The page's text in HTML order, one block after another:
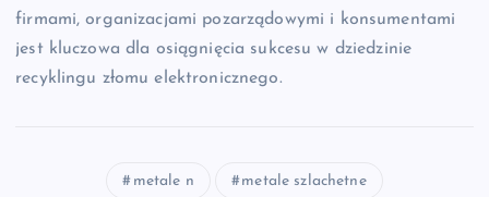
firmami, organizacjami pozarządowymi i konsumentami
jest kluczowa dla osiągnięcia sukcesu w dziedzinie
recyklingu złomu elektronicznego.
metale n metale szlachetne